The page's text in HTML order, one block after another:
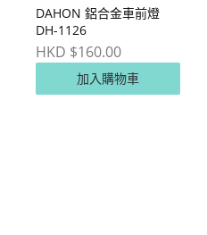
DAHON 鋁合金車前燈
DH-1126
HKD $160.00
加入購物車